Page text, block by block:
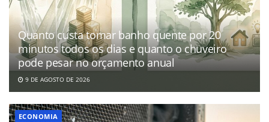
Quanto custa tomar banho quente por 20
minutos todos os dias e quanto o chuveiro
pode pesar no orçamento anual
9 DE AGOSTO DE 2026
ECONOMIA